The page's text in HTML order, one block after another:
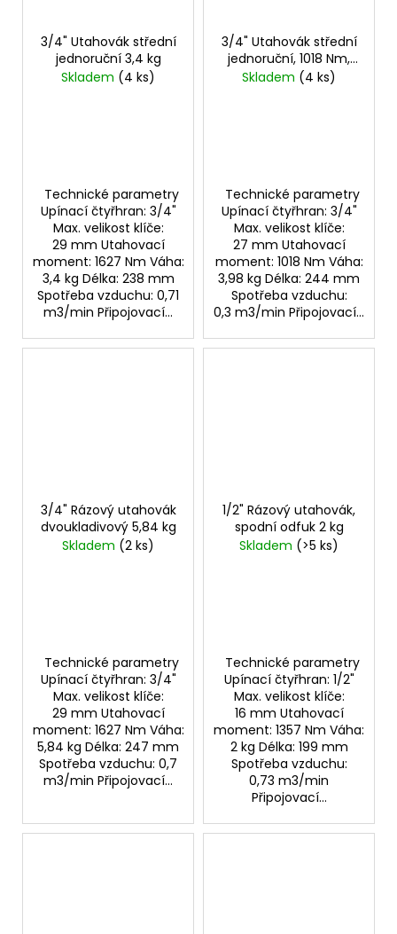
3/4" Utahovák střední
jednoruční 3,4 kg
Skladem (4 ks)
Technické parametry
Upínací čtyřhran: 3/4"
Max. velikost klíče:
29 mm Utahovací
moment: 1627 Nm Váha:
3,4 kg Délka: 238 mm
Spotřeba vzduchu: 0,71
m3/min Připojovací...
3/4" Utahovák střední
jednoruční, 1018 Nm,
dvoukladivový
Skladem (4 ks)
Technické parametry
Upínací čtyřhran: 3/4"
Max. velikost klíče:
27 mm Utahovací
moment: 1018 Nm Váha:
3,98 kg Délka: 244 mm
Spotřeba vzduchu:
0,3 m3/min Připojovací...
3/4" Rázový utahovák
dvoukladivový 5,84 kg
Skladem (2 ks)
Technické parametry
Upínací čtyřhran: 3/4"
Max. velikost klíče:
29 mm Utahovací
moment: 1627 Nm Váha:
5,84 kg Délka: 247 mm
Spotřeba vzduchu: 0,7
m3/min Připojovací...
1/2" Rázový utahovák,
spodní odfuk 2 kg
Skladem (>5 ks)
Technické parametry
Upínací čtyřhran: 1/2"
Max. velikost klíče:
16 mm Utahovací
moment: 1357 Nm Váha:
2 kg Délka: 199 mm
Spotřeba vzduchu:
0,73 m3/min
Připojovací...